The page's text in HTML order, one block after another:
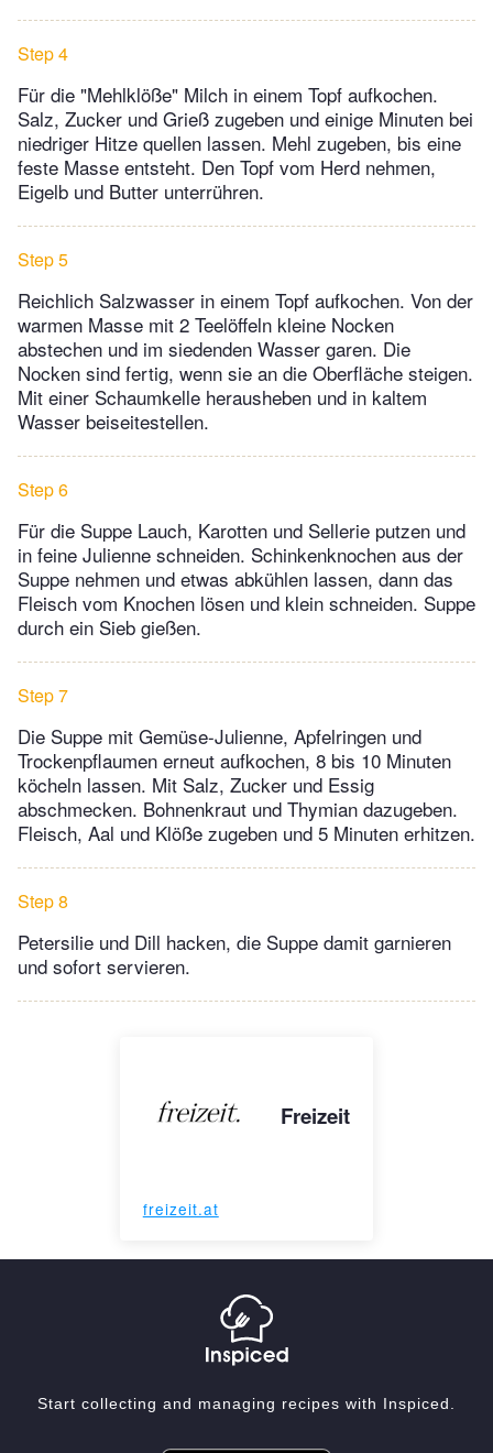
Step 4
Für die "Mehlklöße" Milch in einem Topf aufkochen.
Salz, Zucker und Grieß zugeben und einige Minuten bei
niedriger Hitze quellen lassen. Mehl zugeben, bis eine
feste Masse entsteht. Den Topf vom Herd nehmen,
Eigelb und Butter unterrühren.
Step 5
Reichlich Salzwasser in einem Topf aufkochen. Von der
warmen Masse mit 2 Teelöffeln kleine Nocken
abstechen und im siedenden Wasser garen. Die
Nocken sind fertig, wenn sie an die Oberfläche steigen.
Mit einer Schaumkelle herausheben und in kaltem
Wasser beiseitestellen.
Step 6
Für die Suppe Lauch, Karotten und Sellerie putzen und
in feine Julienne schneiden. Schinkenknochen aus der
Suppe nehmen und etwas abkühlen lassen, dann das
Fleisch vom Knochen lösen und klein schneiden. Suppe
durch ein Sieb gießen.
Step 7
Die Suppe mit Gemüse-Julienne, Apfelringen und
Trockenpflaumen erneut aufkochen, 8 bis 10 Minuten
köcheln lassen. Mit Salz, Zucker und Essig
abschmecken. Bohnenkraut und Thymian dazugeben.
Fleisch, Aal und Klöße zugeben und 5 Minuten erhitzen.
Step 8
Petersilie und Dill hacken, die Suppe damit garnieren
und sofort servieren.
Freizeit
freizeit.at
Start collecting and managing recipes with Inspiced.